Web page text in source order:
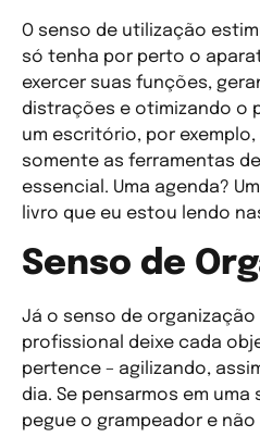
O senso de utilização
só tenha por perto o
exercer suas funções,
distrações e otimizando o
um escritório, por exemplo,
somente as ferramentas
essencial. Uma agenda?
livro que eu estou lendo
Senso de
Já o senso de organização
profissional deixe cada
pertence – agilizando,
dia. Se pensarmos em
pegue o grampeador e